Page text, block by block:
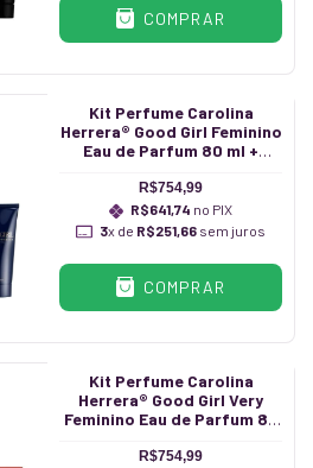
COMPRAR
Kit Perfume Carolina
Herrera® Good Girl Feminino
Eau de Parfum 80 ml +
R$754,99
R$641,74 no PIX
3x de R$251,66sem juros
COMPRAR
Kit Perfume Carolina
Herrera® Good Girl Very
Feminino Eau de Parfum 80
R$754,99